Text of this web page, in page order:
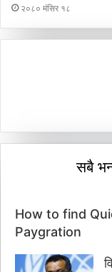
२०८० मंसिर १८
सबै
How to find
Paygration